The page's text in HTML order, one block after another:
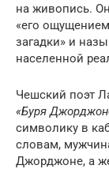
на живопись.
«его
загадки» и
населенной
Чешский поэт
«Буря
символику в
словам,
Джорджоне, а